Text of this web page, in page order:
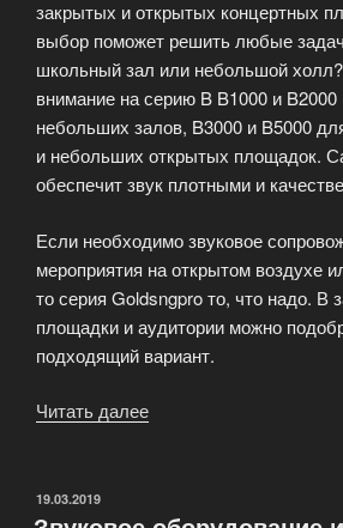
закрытых и открытых концертных
выбор поможет решить любые
школьный зал или небольшой
внимание на серию B B1000 и
небольших залов, B3000 и B5000
и небольших открытых площадок.
обеспечит звук плотными и
Если необходимо звуковое
мероприятия на открытом воздухе
то серия Goldsngpro то, что надо. В
площадки и аудитории можно
подходящий вариант.
Читать далее
ОПУБЛИКОВАНО
19.03.2019